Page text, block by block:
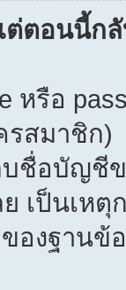
ต่ตอนนี้ก
หรือ
สมาชิก)
ชื่อบัญชี
เป็นเห
ของฐาน